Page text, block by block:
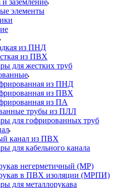
заземление
элементы
из ПНД
из ПВХ
для жестких труб
из ПНД
из ПВХ
из ПА
трубы из ПЛЛ
для гофрированных труб
канал из ПВХ
для кабельного канала
негерметичный (МР)
в ПВХ изоляции (МРПИ)
для металлорукава